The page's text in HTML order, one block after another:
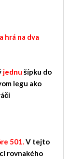
hrá na dva
jednu šípku do
legu ako
501.V tejto
rovnakého